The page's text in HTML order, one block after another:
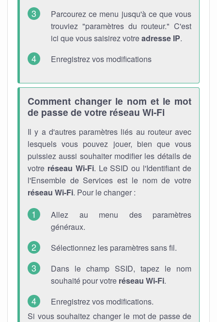
Parcourez ce menu jusqu'à ce que vous
trouviez "paramètres du routeur." C'est
ici que vous saisirez votreadresse IP.
Enregistrez vos modifications
Comment changer le nom et le mot
de passe de votre réseau Wi-Fi
Il y a d'autres paramètres liés au routeur avec
lesquels vous pouvez jouer, bien que vous
puissiez aussi souhaiter modifier les détails de
votre réseau Wi-Fi. Le SSID ou l'Identifiant de
l'Ensemble de Services est le nom de votre
réseau Wi-Fi. Pour le changer :
Allez au menu des paramètres
généraux.
Sélectionnez les paramètres sans fil.
Dans le champ SSID, tapez le nom
souhaité pour votre réseau Wi-Fi.
Enregistrez vos modifications.
Si vous souhaitez changer le mot de passe de